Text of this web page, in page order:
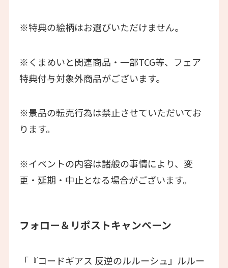
※特典の絵柄はお選びいただけません。
※くまめいと関連商品・一部TCG等、フェア
特典付与対象外商品がございます。
※景品の転売行為は禁止させていただいてお
ります。
※イベントの内容は諸般の事情により、変
更・延期・中止となる場合がございます。
フォロー＆リポストキャンペーン
「『コードギアス 反逆のルルーシュ』ルルー